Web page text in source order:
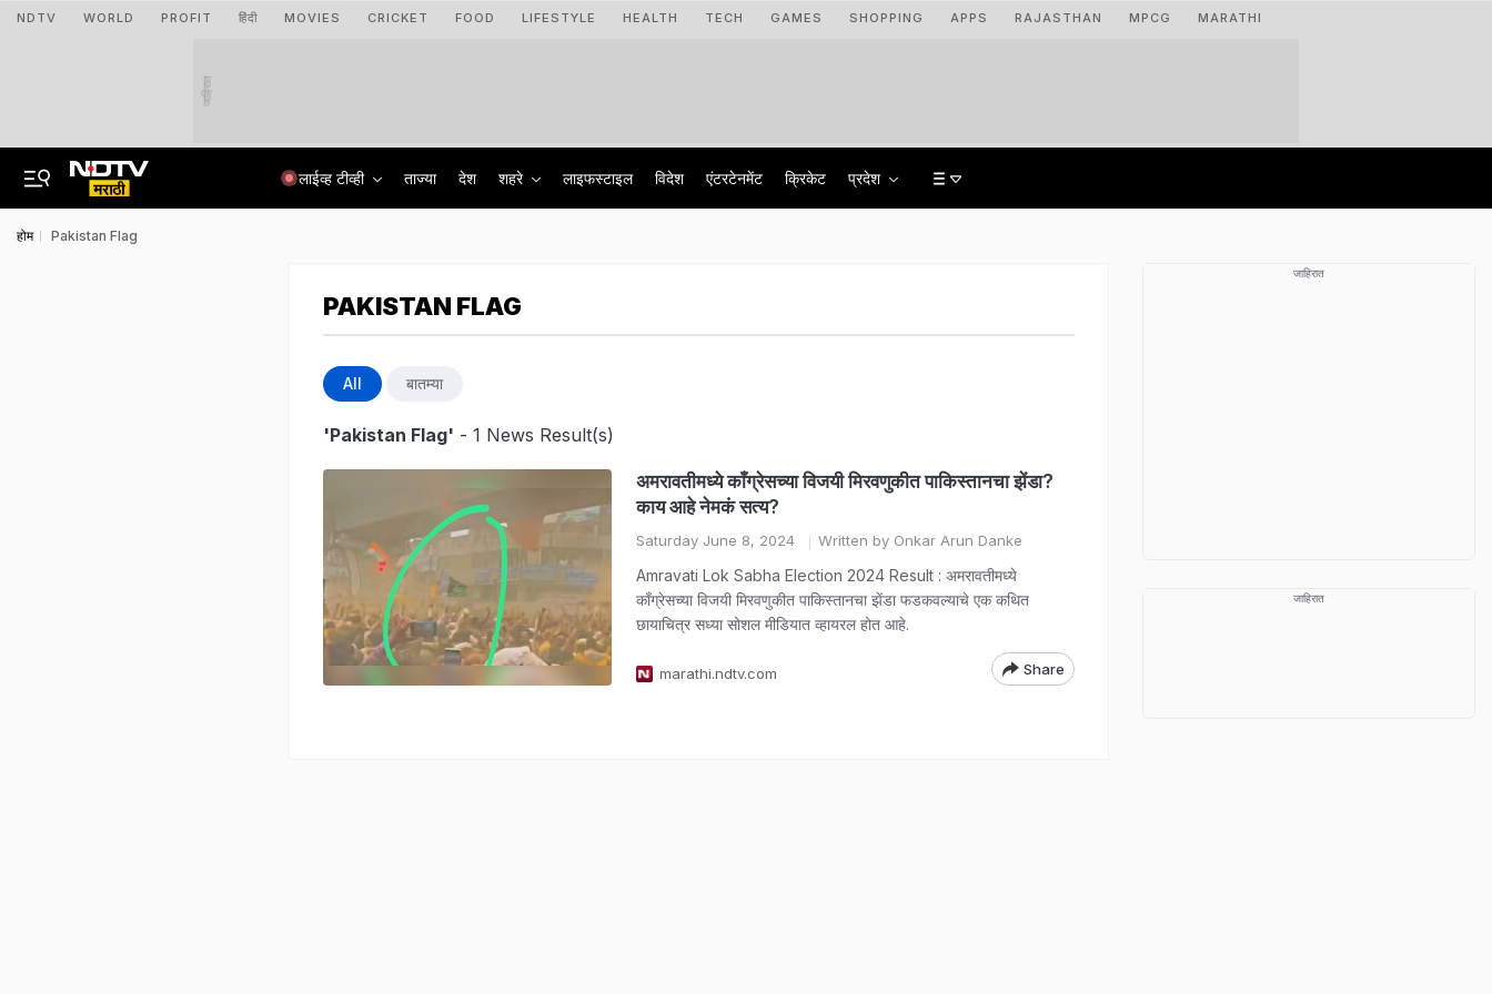
NDTV WORLD PROFIT हिंदी MOVIES CRICKET FOOD LIFESTYLE HEALTH TECH GAMES SHOPPING APPS RAJASTHAN MPCG MARATHI
जाहिरात
लाईव्ह टीव्ही ताज्या देश शहरे लाइफस्टाइल विदेश एंटरटेनमेंट क्रिकेट प्रदेश
होम Pakistan Flag
PAKISTAN FLAG
All बातम्या
'Pakistan Flag' - 1 News Result(s)
अमरावतीमध्ये काँग्रेसच्या विजयी मिरवणुकीत पाकिस्तानचा झेंडा?
काय आहे नेमकं सत्य?
Saturday June 8, 2024 Written by Onkar Arun Danke
Amravati Lok Sabha Election 2024 Result : अमरावतीमध्ये
काँग्रेसच्या विजयी मिरवणुकीत पाकिस्तानचा झेंडा फडकवल्याचे एक कथित
छायाचित्र सध्या सोशल मीडियात व्हायरल होत आहे.
marathi.ndtv.com Share
जाहिरात
जाहिरात